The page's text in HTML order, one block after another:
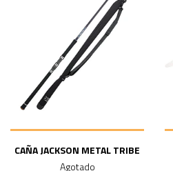
CAÑA JACKSON METAL TRIBE
Agotado